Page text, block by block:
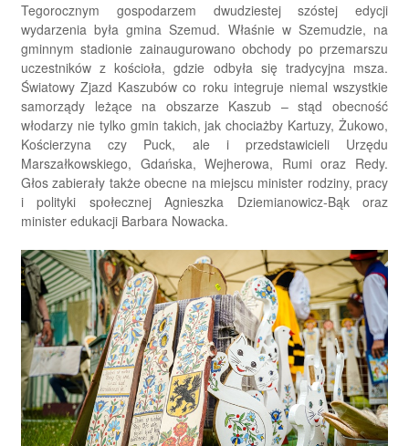
Tegorocznym gospodarzem dwudziestej szóstej edycji
wydarzenia była gmina Szemud. Właśnie w Szemudzie, na
gminnym stadionie zainaugurowano obchody po przemarszu
uczestników z kościoła, gdzie odbyła się tradycyjna msza.
Światowy Zjazd Kaszubów co roku integruje niemal wszystkie
samorządy leżące na obszarze Kaszub – stąd obecność
włodarzy nie tylko gmin takich, jak chociażby Kartuzy, Żukowo,
Kościerzyna czy Puck, ale i przedstawicieli Urzędu
Marszałkowskiego, Gdańska, Wejherowa, Rumi oraz Redy.
Głos zabierały także obecne na miejscu minister rodziny, pracy
i polityki społecznej Agnieszka Dziemianowicz-Bąk oraz
minister edukacji Barbara Nowacka.